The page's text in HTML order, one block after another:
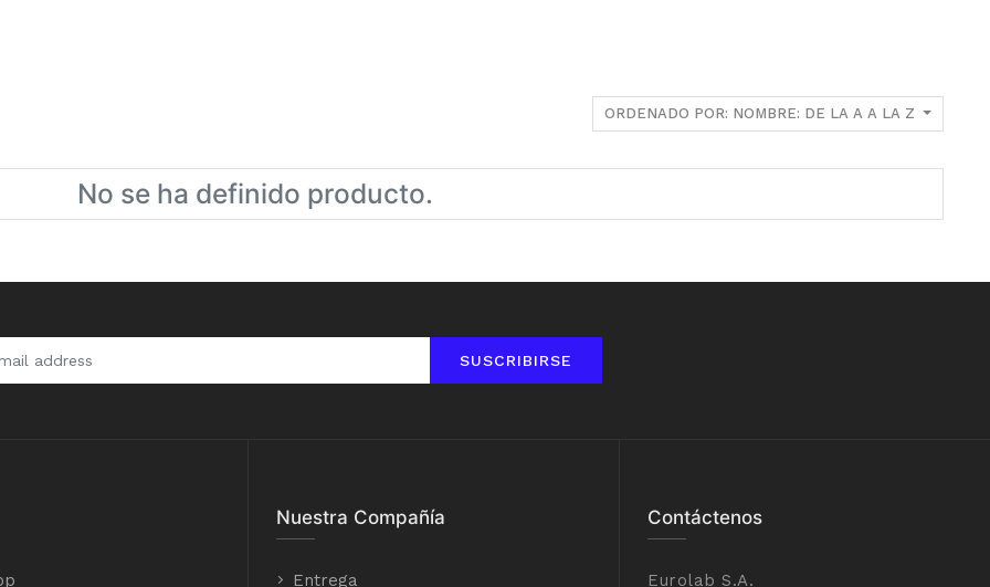
ORDENADO POR: NOMBRE: DE LA A A LA Z
No se ha definido producto.
SUSCRIBIRSE
Nuestra Compañía
Entrega
Contáctenos
Eurolab S.A.